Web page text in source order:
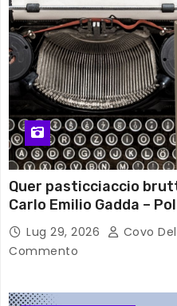
Quer pasticciaccio
Carlo Emilio Gadda –
Lug 29, 2026 Covo
Commento